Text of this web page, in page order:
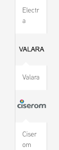
Electr
a
Valara
Ciser
om